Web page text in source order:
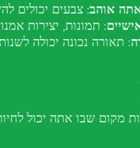
אוהב: צבעים יכולים
: תמונות, יצירות
: תאורה נכונה יכולה
מקום שבו אתה יכול